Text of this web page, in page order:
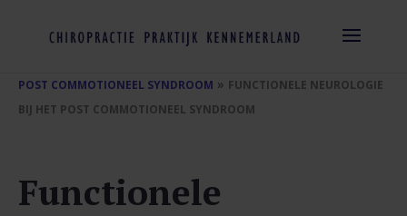
POST COMMOTIONEEL SYNDROOM » FUNCTIONELE NEUROLOGIE
BIJ HET POST COMMOTIONEEL SYNDROOM
Functionele